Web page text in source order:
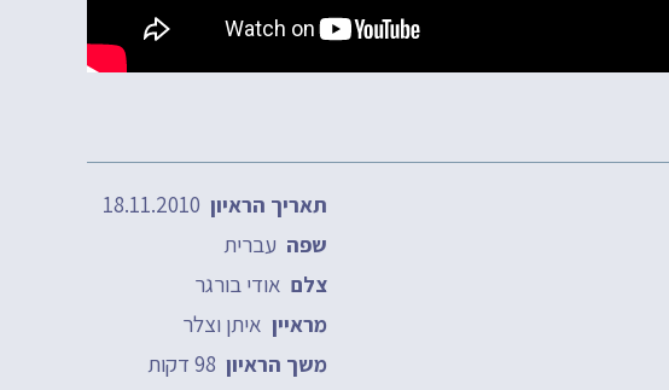
תאריך הראיון
שפה עברית
צלם אודי בורגר
מראיין איתן וצלר
משך הראיון